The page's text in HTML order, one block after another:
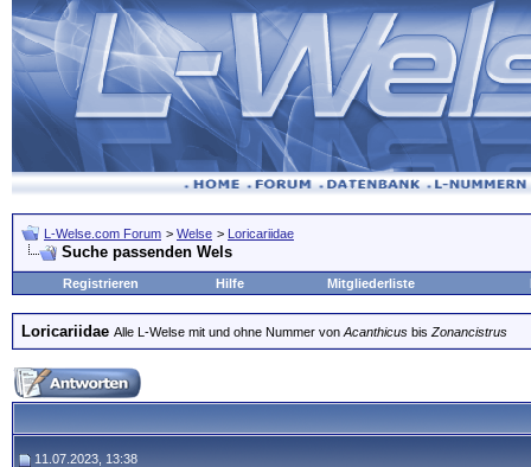
L-Welse.com Forum > Welse > Loricariidae
Suche passenden Wels
Registrieren Hilfe Mitgliederliste
Loricariidae Alle L-Welse mit und ohne Nummer von Acanthicus bis Zonancistrus
11.07.2023, 13:38